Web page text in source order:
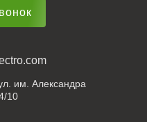
им. Александра
10